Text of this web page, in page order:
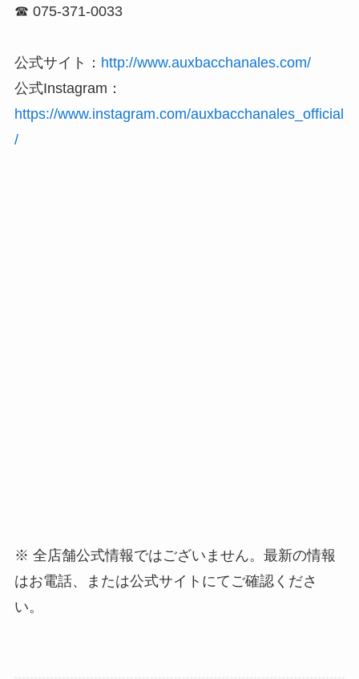
☎ 075-371-0033
公式サイト： http://www.auxbacchanales.com/
公式Instagram：
https://www.instagram.com/auxbacchanales_official
/
※ 全店舗公式情報ではございません。最新の情報
はお電話、または公式サイトにてご確認くださ
い。